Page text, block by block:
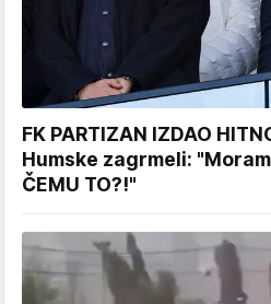
FK PARTIZAN IZDAO
Humske zagrmeli:
ČEMU TO?!"